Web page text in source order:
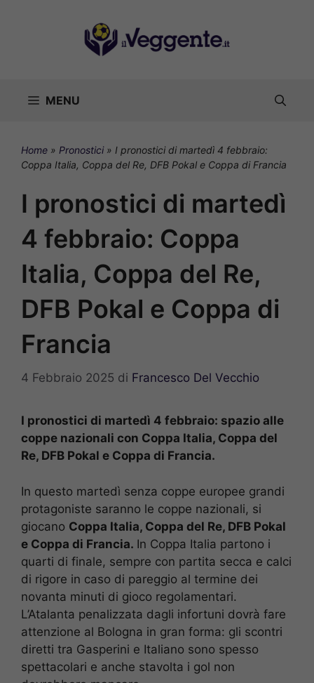
MENU
Home » Pronostici» I pronostici di martedì 4 febbraio:
Coppa Italia, Coppa del Re, DFB Pokal e Coppa di Francia
I pronostici di martedì
4 febbraio: Coppa
Italia, Coppa del Re,
DFB Pokal e Coppa di
Francia
4 Febbraio 2025 di Francesco Del Vecchio
I pronostici di martedì 4 febbraio: spazio alle
coppe nazionali con Coppa Italia, Coppa del
Re, DFB Pokal e Coppa di Francia.
In questo martedì senza coppe europee grandi
protagoniste saranno le coppe nazionali, si
giocano Coppa Italia, Coppa del Re, DFB Pokal
e Coppa di Francia. In Coppa Italia partono i
quarti di finale, sempre con partita secca e calci
di rigore in caso di pareggio al termine dei
novanta minuti di gioco regolamentari.
L’Atalanta penalizzata dagli infortuni dovrà fare
attenzione al Bologna in gran forma: gli scontri
diretti tra Gasperini e Italiano sono spesso
spettacolari e anche stavolta i gol non